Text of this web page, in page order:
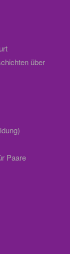
über
Paare